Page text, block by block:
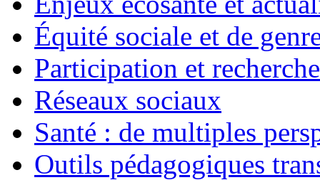
Équité sociale et de
Participation et recherche
Réseaux sociaux
Santé : de multiples
Outils pédagogiques